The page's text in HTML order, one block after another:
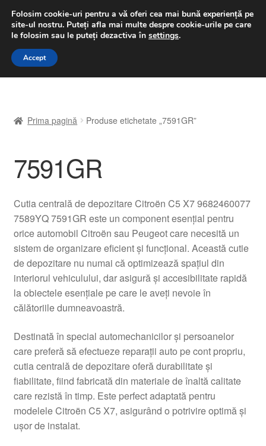
LIVRARE de la 33 lei
luni-vineri 9 a.m. - 4 p.m.031 229 6816
Sari
Sari
A lua legatura
Contul meu
Despre noi
Finalizare comandă
Livrare
Plângere
Plățile
Politică de confidențialitate
Prima pagină Produse etichetate „7591GR”
7591GR
Cutia centrală de depozitare Citroën C5 X7 9682460077
7589YQ 7591GR este un component esențial pentru
orice automobil Citroën sau Peugeot care necesită un
sistem de organizare eficient și funcțional. Această cutie
de depozitare nu numai că optimizează spațiul din
interiorul vehiculului, dar asigură și accesibilitate rapidă
la obiectele esențiale pe care le aveți nevoie în
călătoriile dumneavoastră.
Destinată în special automechanicilor și persoanelor
care preferă să efectueze reparații auto pe cont propriu,
cutia centrală de depozitare oferă durabilitate și
fiabilitate, fiind fabricată din materiale de înaltă calitate
care rezistă în timp. Este perfect adaptată pentru
modelele Citroën C5 X7, asigurând o potrivire optimă și
ușor de instalat.
Folosim cookie-uri pentru a vă oferi cea mai bună experiență pe
site-ul nostru. Puteți afla mai multe despre cookie-urile pe care
le folosim sau le puteți dezactiva în settings.
Accept